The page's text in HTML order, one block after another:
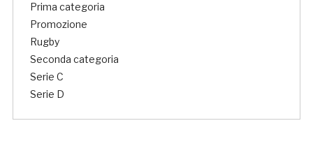
Prima categoria
Promozione
Rugby
Seconda categoria
Serie C
Serie D